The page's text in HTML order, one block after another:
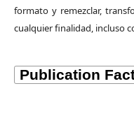
formato y remezclar,
cualquier finalidad, incluso